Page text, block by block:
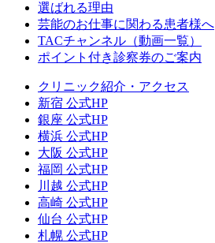
選ばれる理由
芸能のお仕事に関わる患者様へ
TACチャンネル（動画一覧）
ポイント付き診察券のご案内
クリニック紹介・アクセス
新宿 公式HP
銀座 公式HP
横浜 公式HP
大阪 公式HP
福岡 公式HP
川越 公式HP
高崎 公式HP
仙台 公式HP
札幌 公式HP